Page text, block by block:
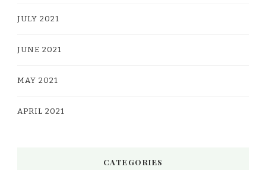
JULY 2021
JUNE 2021
MAY 2021
APRIL 2021
CATEGORIES